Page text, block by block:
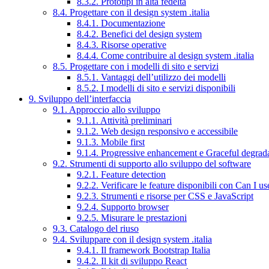
8.4. Progettare con il design system .italia
8.4.1. Documentazione
8.4.2. Benefici del design system
8.4.3. Risorse operative
8.4.4. Come contribuire al design system .italia
8.5. Progettare con i modelli di sito e servizi
8.5.1. Vantaggi dell’utilizzo dei modelli
8.5.2. I modelli di sito e servizi disponibili
9. Sviluppo dell’interfaccia
9.1. Approccio allo sviluppo
9.1.1. Attività preliminari
9.1.2. Web design responsivo e accessibile
9.1.3. Mobile first
9.1.4. Progressive enhancement e Graceful
9.2. Strumenti di supporto allo sviluppo del software
9.2.1. Feature detection
9.2.2. Verificare le feature disponibili con Can I
9.2.3. Strumenti e risorse per CSS e JavaScript
9.2.4. Supporto browser
9.2.5. Misurare le prestazioni
9.3. Catalogo del riuso
9.4. Sviluppare con il design system .italia
9.4.1. Il framework Bootstrap Italia
9.4.2. Il kit di sviluppo React